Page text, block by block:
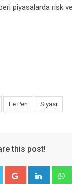
piyasalarda risk
Le Pen Siyasi
this post!
Google+ LinkedIn